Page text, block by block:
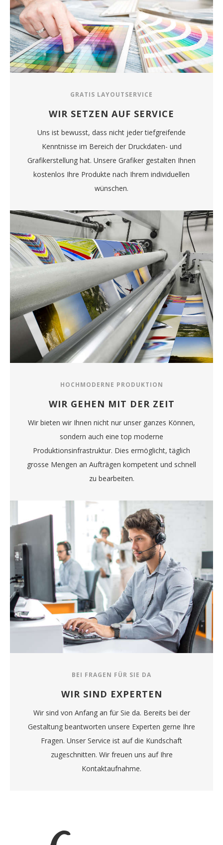
GRATIS LAYOUTSERVICE
WIR SETZEN AUF SERVICE
Uns ist bewusst, dass nicht jeder tiefgreifende
Kenntnisse im Bereich der Druckdaten- und
Grafikerstellung hat. Unsere Grafiker gestalten Ihnen
kostenlos Ihre Produkte nach Ihrem individuellen
wünschen.
HOCHMODERNE PRODUKTION
WIR GEHEN MIT DER ZEIT
Wir bieten wir Ihnen nicht nur unser ganzes Können,
sondern auch eine top moderne
Produktionsinfrastruktur. Dies ermöglicht, täglich
grosse Mengen an Aufträgen kompetent und schnell
zu bearbeiten.
BEI FRAGEN FÜR SIE DA
WIR SIND EXPERTEN
Wir sind von Anfang an für Sie da. Bereits bei der
Gestaltung beantworten unsere Experten gerne Ihre
Fragen. Unser Service ist auf die Kundschaft
zugeschnitten. Wir freuen uns auf Ihre
Kontaktaufnahme.